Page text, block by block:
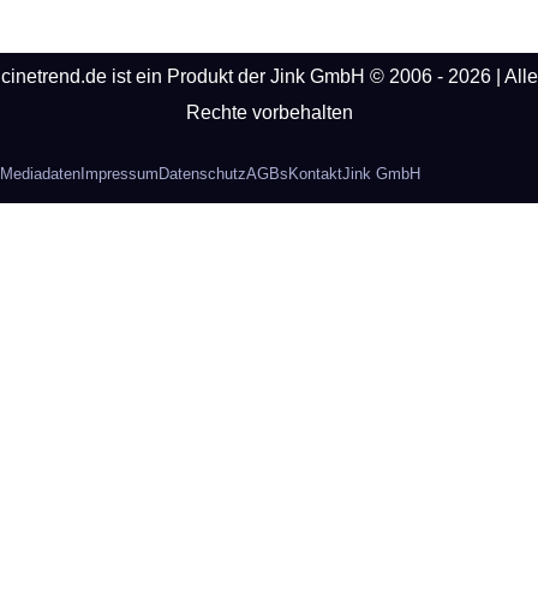
cinetrend.de ist ein Produkt der Jink GmbH © 2006 - 2026 | Alle
Rechte vorbehalten
MediadatenImpressumDatenschutzAGBsKontaktJink GmbH